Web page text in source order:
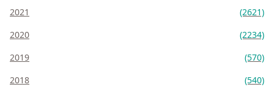
2021
(2621)
2020
(2234)
2019
(570)
2018
(540)